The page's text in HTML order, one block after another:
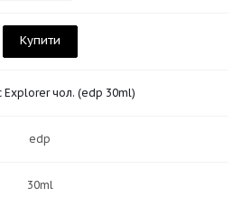
Купити
Explorer чол. (edp 30ml)
edp
30ml